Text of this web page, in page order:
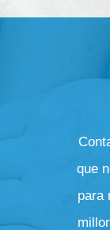
que
para